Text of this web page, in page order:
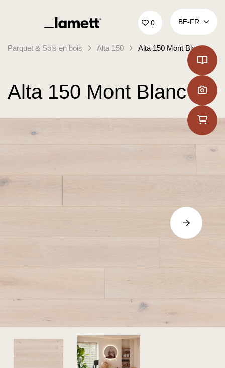
Retour à la page d'accueil 0 BE‑FR
Parquet & Sols en bois Alta 150 Alta 150 Mont Blanc
Alta 150 Mont Blanc